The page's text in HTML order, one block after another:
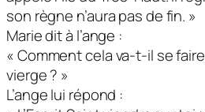
son règne n’aura pas de fin. »
Marie dit à l’ange :
« Comment cela va-t-il se
vierge ? »
L’ange lui répond :